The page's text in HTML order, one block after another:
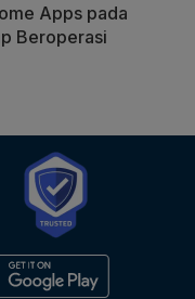
Apps pada
Beroperasi